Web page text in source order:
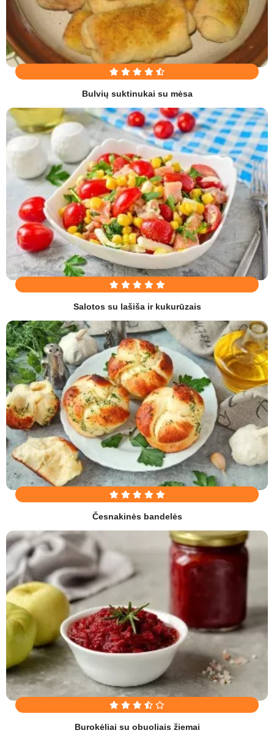
Bulvių suktinukai su mėsa
Salotos su lašiša ir kukurūzais
Česnakinės bandelės
Burokėliai su obuoliais žiemai